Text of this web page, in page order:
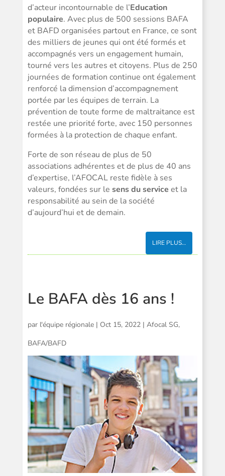
d’acteur incontournable de l’Education
populaire. Avec plus de 500 sessions BAFA
et BAFD organisées partout en France, ce sont
des milliers de jeunes qui ont été formés et
accompagnés vers un engagement humain,
tourné vers les autres et citoyens. Plus de 250
journées de formation continue ont également
renforcé la dimension d’accompagnement
portée par les équipes de terrain. La
prévention de toute forme de maltraitance est
restée une priorité forte, avec 150 personnes
formées à la protection de chaque enfant.
Forte de son réseau de plus de 50
associations adhérentes et de plus de 40 ans
d’expertise, l’AFOCAL reste fidèle à ses
valeurs, fondées sur le sens du service et la
responsabilité au sein de la société
d’aujourd’hui et de demain.
LIRE PLUS…
Le BAFA dès 16 ans !
par l'équipe régionale| Oct 15, 2022| Afocal SG,
BAFA/BAFD